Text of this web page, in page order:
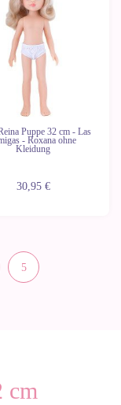
Puppe 32 cm - Las
- Roxana ohne
Kleidung
30,95 €
5
cm